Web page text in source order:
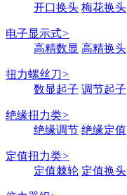
开口换头 梅花换头
电子显示式>
高精数显 高精换头
扭力螺丝刀>
数显起子 调节起子
绝缘扭力类>
绝缘调节 绝缘定值
定值扭力类>
定值棘轮 定值换头